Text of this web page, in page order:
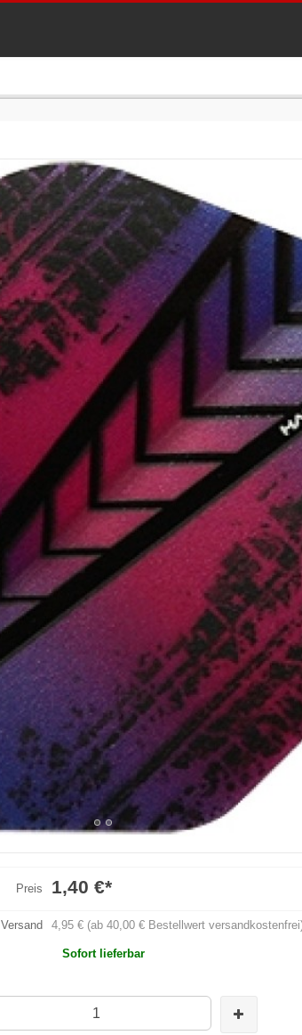
Preis 1,40 €*
Versand 4,95 € (ab 40,00 € Bestellwert
Sofort lieferbar